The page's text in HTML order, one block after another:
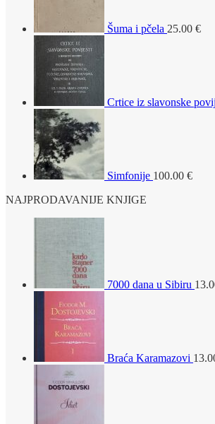
Šuma i pčela 25.00 €
Crtice iz slavonske
Simfonije 100.00 €
NAJPRODAVANIJE KNJIGE
7000 dana u Sibiru
Braća Karamazovi